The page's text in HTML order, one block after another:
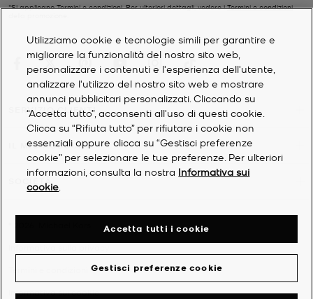
*Si applicano Termini e condizioni. Per ulteriori dettagli, vedere iTermini e condizioni
SERVIZIO CLIENTI
IL MIO ACCOUNT
SOCIETÀ
Informativa sui cookie
Utilizziamo cookie e tecnologie simili per garantire e
migliorare la funzionalità del nostro sito web,
personalizzare i contenuti e l'esperienza dell'utente,
analizzare l'utilizzo del nostro sito web e mostrare
annunci pubblicitari personalizzati. Cliccando su
“Accetta tutto”, acconsenti all'uso di questi cookie.
Clicca su “Rifiuta tutto” per rifiutare i cookie non
essenziali oppure clicca su “Gestisci preferenze
cookie” per selezionare le tue preferenze. Per ulteriori
informazioni, consulta la nostra Informativa sui
cookie
Gestisci preferenze cookie
Accetta tutti i cookie